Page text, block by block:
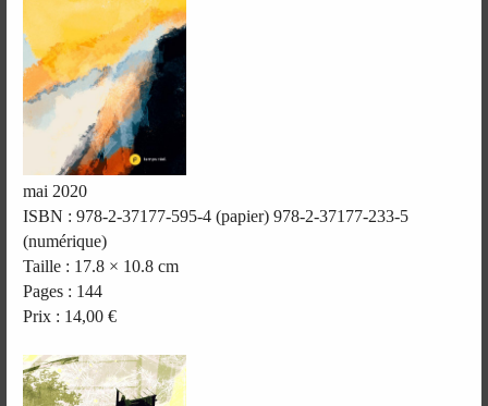
mai 2020
ISBN : 978-2-37177-595-4 (papier) 978-2-37177-233-5
(numérique)
Taille : 17.8 × 10.8 cm
Pages : 144
Prix : 14,00 €